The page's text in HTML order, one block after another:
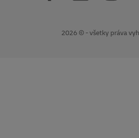
2026 © - všetky práva